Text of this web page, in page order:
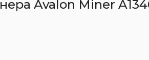
Avalon Miner